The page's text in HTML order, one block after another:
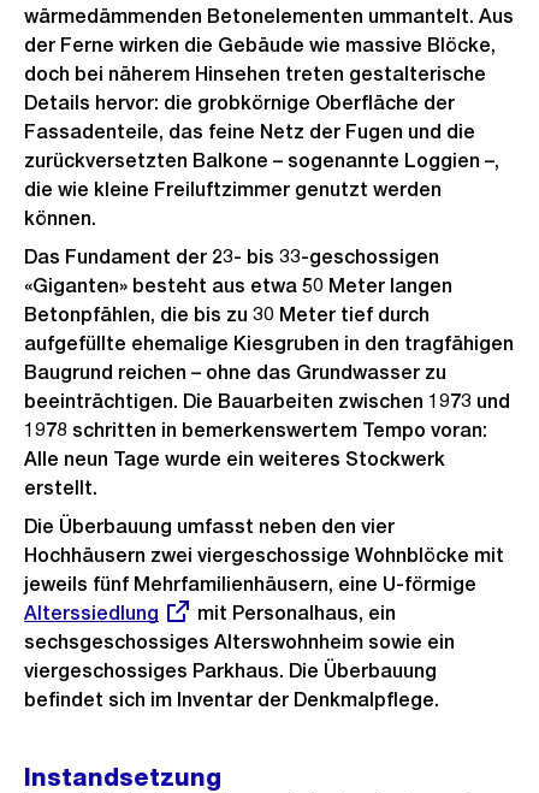
s
a
n
s
c
wärmedämmenden Betonelementen ummantelt. Aus
der Ferne wirken die Gebäude wie massive Blöcke,
doch bei näherem Hinsehen treten gestalterische
Details hervor: die grobkörnige Oberfläche der
Fassadenteile, das feine Netz der Fugen und die
zurückversetzten Balkone – sogenannte Loggien –,
die wie kleine Freiluftzimmer genutzt werden
können.
Das Fundament der 23- bis 33-geschossigen
«Giganten» besteht aus etwa 50 Meter langen
Betonpfählen, die bis zu 30 Meter tief durch
aufgefüllte ehemalige Kiesgruben in den tragfähigen
Baugrund reichen – ohne das Grundwasser zu
beeinträchtigen. Die Bauarbeiten zwischen 1973 und
1978 schritten in bemerkenswertem Tempo voran:
Alle neun Tage wurde ein weiteres Stockwerk
erstellt.
Die Überbauung umfasst neben den vier
Hochhäusern zwei viergeschossige Wohnblöcke mit
jeweils fünf Mehrfamilienhäusern, eine U-förmige
Alterssiedlung
mit Personalhaus, ein
sechsgeschossiges Alterswohnheim sowie ein
viergeschossiges Parkhaus. Die Überbauung
befindet sich im Inventar der Denkmalpflege.
Instandsetzung